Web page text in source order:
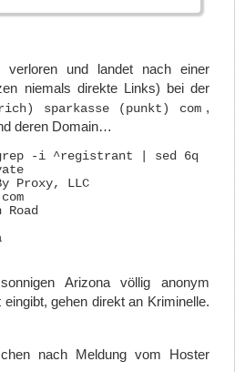
und landet nach einer
niemals direkte Links) bei der
sparkasse (punkt) com ,
deren Domain…
grep -i ^registrant | sed 6q
Proxy, LLC
Arizona völlig anonym
gehen direkt an Kriminelle.
nach Meldung vom Hoster